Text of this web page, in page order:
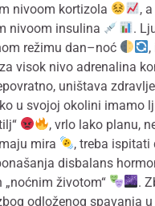
nivoom kortizola
,
nivoom insulina
.
režimu dan–noć
visok nivo adrenalina
uništava
u svojoj okolini imamo
, vrlo lako planu,
mira
, treba ispitati
disbalans
„noćnim životom“
.
odloženog spavanja